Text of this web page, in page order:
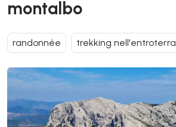
montalbo
randonnée trekking nell'entroterra